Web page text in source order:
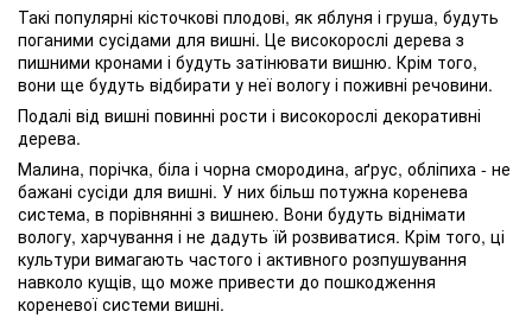
Такі популярні кісточкові плодові, як яблуня і груша, будуть
поганими сусідами для вишні. Це високорослі дерева з
пишними кронами і будуть затінювати вишню. Крім того,
вони ще будуть відбирати у неї вологу і поживні речовини.
Подалі від вишні повинні рости і високорослі декоративні
дерева.
Малина, порічка, біла і чорна смородина, аґрус, обліпиха - не
бажані сусіди для вишні. У них більш потужна коренева
система, в порівнянні з вишнею. Вони будуть віднімати
вологу, харчування і не дадуть їй розвиватися. Крім того, ці
культури вимагають частого і активного розпушування
навколо кущів, що може привести до пошкодження
кореневої системи вишні.